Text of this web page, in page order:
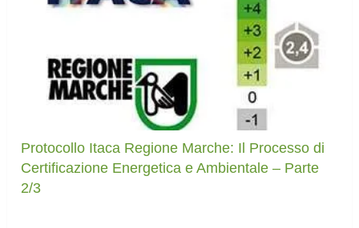
Protocollo Itaca Regione Marche: Il Processo di
Certificazione Energetica e Ambientale – Parte
2/3